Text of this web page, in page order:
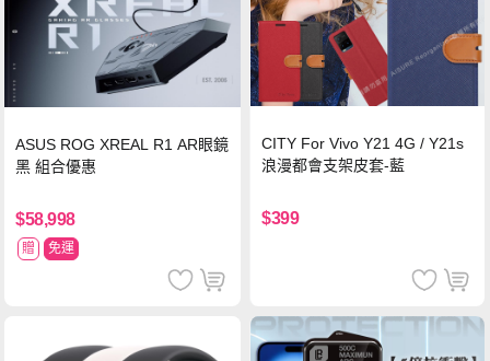
ASUS ROG XREAL R1 AR眼鏡
黑 組合優惠
$58,998
贈 免運
CITY For Vivo Y21 4G / Y21s
浪漫都會支架皮套-藍
$399